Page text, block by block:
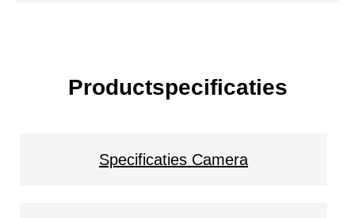
Productspecificaties
Specificaties Camera